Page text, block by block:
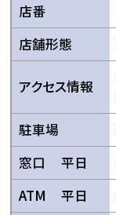
店番
店舗形態
アクセス情報
駐車場
窓口
平日
ATM
平日